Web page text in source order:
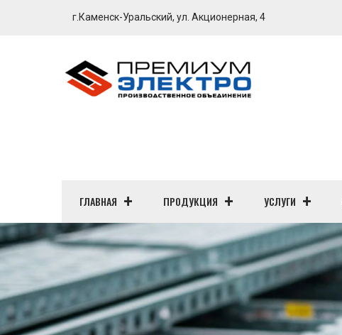
г.Каменск-Уральский, ул. Акционерная, 4
ГЛАВНАЯ ПРОДУКЦИЯ УСЛУГИ